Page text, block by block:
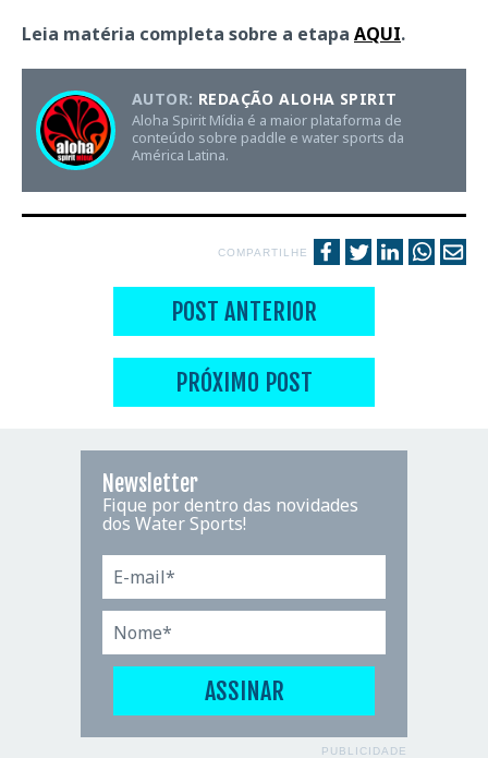
Leia matéria completa sobre a etapa AQUI.
AUTOR: REDAÇÃO ALOHA SPIRIT
Aloha Spirit Mídia é a maior plataforma de
conteúdo sobre paddle e water sports da
América Latina.
COMPARTILHE
POST ANTERIOR
PRÓXIMO POST
Newsletter
Fique por dentro das novidades
dos Water Sports!
PUBLICIDADE